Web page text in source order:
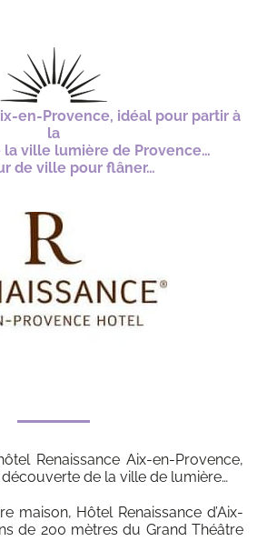
en-Provence, idéal pour partir à
la
ville lumière de Provence…
de ville pour flâner…
Renaissance Aix-en-Provence,
de la ville de lumière…
maison, Hôtel Renaissance d’Aix-
de 200 mètres du Grand Théâtre